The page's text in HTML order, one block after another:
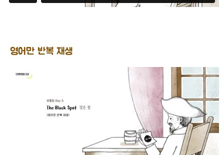
영어만 반복 재생